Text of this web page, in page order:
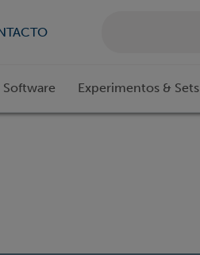
Software Experimentos & Sets